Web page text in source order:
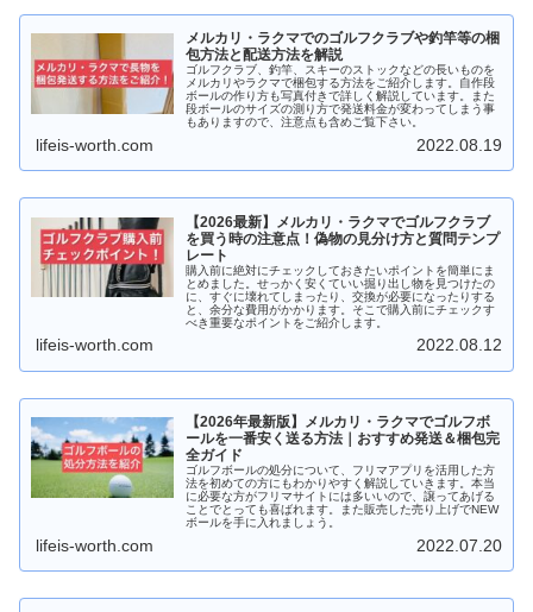
メルカリ・ラクマでのゴルフクラブや釣竿等の梱
包方法と配送方法を解説
ゴルフクラブ、釣竿、スキーのストックなどの長いものを
メルカリやラクマで梱包する方法をご紹介します。自作段
ボールの作り方も写真付きで詳しく解説しています。また
段ボールのサイズの測り方で発送料金が変わってしまう事
もありますので、注意点も含めご覧下さい。
lifeis-worth.com 2022.08.19
【2026最新】メルカリ・ラクマでゴルフクラブ
を買う時の注意点！偽物の見分け方と質問テンプ
レート
購入前に絶対にチェックしておきたいポイントを簡単にま
とめました。せっかく安くていい掘り出し物を見つけたの
に、すぐに壊れてしまったり、交換が必要になったりする
と、余分な費用がかかります。そこで購入前にチェックす
べき重要なポイントをご紹介します。
lifeis-worth.com 2022.08.12
【2026年最新版】メルカリ・ラクマでゴルフボ
ールを一番安く送る方法｜おすすめ発送＆梱包完
全ガイド
ゴルフボールの処分について、フリマアプリを活用した方
法を初めての方にもわかりやすく解説していきます。本当
に必要な方がフリマサイトには多いいので、譲ってあげる
ことでとっても喜ばれます。また販売した売り上げでNEW
ボールを手に入れましょう。
lifeis-worth.com 2022.07.20